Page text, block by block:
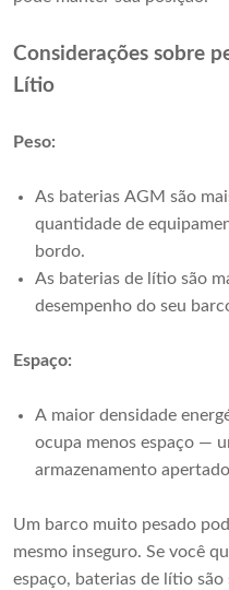
Considerações sobre
Lítio
Peso:
As baterias AGM são
quantidade de
bordo.
As baterias de lítio são
desempenho do seu
Espaço:
A maior densidade
ocupa menos espaço —
armazenamento
Um barco muito pesado
mesmo inseguro. Se você
espaço, baterias de lítio são